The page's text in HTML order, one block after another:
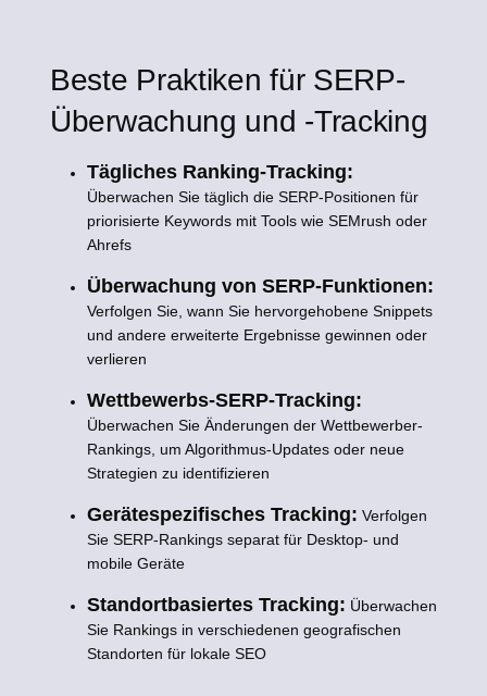
Beste Praktiken für SERP-
Überwachung und -Tracking
Tägliches Ranking-Tracking:
Überwachen Sie täglich die SERP-Positionen für
priorisierte Keywords mit Tools wie SEMrush oder
Ahrefs
Überwachung von SERP-Funktionen:
Verfolgen Sie, wann Sie hervorgehobene Snippets
und andere erweiterte Ergebnisse gewinnen oder
verlieren
Wettbewerbs-SERP-Tracking:
Überwachen Sie Änderungen der Wettbewerber-
Rankings, um Algorithmus-Updates oder neue
Strategien zu identifizieren
Gerätespezifisches Tracking: Verfolgen
Sie SERP-Rankings separat für Desktop- und
mobile Geräte
Standortbasiertes Tracking: Überwachen
Sie Rankings in verschiedenen geografischen
Standorten für lokale SEO